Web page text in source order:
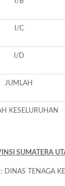
I/C
I/D
JUMLAH
KESELURUHAN
SUMATERA
TENAGA